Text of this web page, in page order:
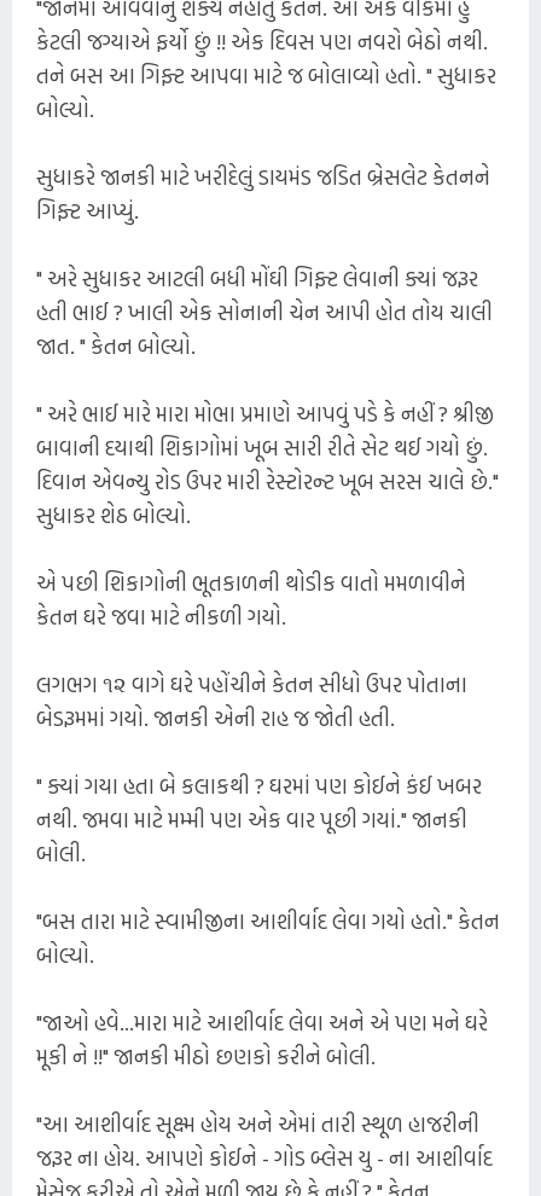
"જાનમાં આવવાનું શક્ય નહોતું કેતન. આ એક વીકમાં હું
કેટલી જગ્યાએ ફર્યો છું !! એક દિવસ પણ નવરો બેઠો નથી.
તને બસ આ ગિફ્ટ આપવા માટે જ બોલાવ્યો હતો. " સુધાકર
બોલ્યો.
સુધાકરે જાનકી માટે ખરીદેલું ડાયમંડ જડિત બ્રેસલેટ કેતનને
ગિફ્ટ આપ્યું.
" અરે સુધાકર આટલી બધી મોંઘી ગિફ્ટ લેવાની ક્યાં જરૂર
હતી ભાઈ ? ખાલી એક સોનાની ચેન આપી હોત તોય ચાલી
જાત. " કેતન બોલ્યો.
" અરે ભાઈ મારે મારા મોભા પ્રમાણે આપવું પડે કે નહીં ? શ્રીજી
બાવાની દયાથી શિકાગોમાં ખૂબ સારી રીતે સેટ થઈ ગયો છું.
દિવાન એવન્યુ રોડ ઉપર મારી રેસ્ટોરન્ટ ખૂબ સરસ ચાલે છે."
સુધાકર શેઠ બોલ્યો.
એ પછી શિકાગોની ભૂતકાળની થોડીક વાતો મમળાવીને
કેતન ઘરે જવા માટે નીકળી ગયો.
લગભગ ૧૨ વાગે ઘરે પહોંચીને કેતન સીધો ઉપર પોતાના
બેડરૂમમાં ગયો. જાનકી એની રાહ જ જોતી હતી.
" ક્યાં ગયા હતા બે કલાકથી ? ઘરમાં પણ કોઈને કંઈ ખબર
નથી. જમવા માટે મમ્મી પણ એક વાર પૂછી ગયાં." જાનકી
બોલી.
"બસ તારા માટે સ્વામીજીના આશીર્વાદ લેવા ગયો હતો." કેતન
બોલ્યો.
"જાઓ હવે...મારા માટે આશીર્વાદ લેવા અને એ પણ મને ઘરે
મૂકી ને !!" જાનકી મીઠો છણકો કરીને બોલી.
"આ આશીર્વાદ સૂક્ષ્મ હોય અને એમાં તારી સ્થૂળ હાજરીની
જરૂર ના હોય. આપણે કોઈને - ગોડ બ્લેસ યુ - ના આશીર્વાદ